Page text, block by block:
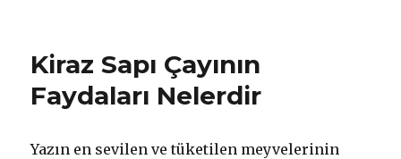
Kiraz Sapı Çayının
Faydaları Nelerdir
Yazın en sevilen ve tüketilen meyvelerinin